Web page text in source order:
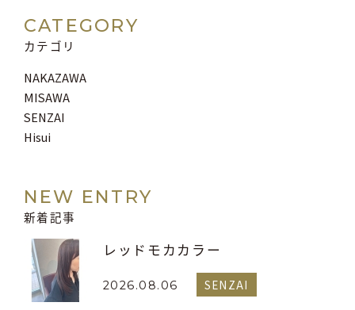
CATEGORY
カテゴリ
NAKAZAWA
MISAWA
SENZAI
Hisui
NEW ENTRY
新着記事
レッドモカカラー
2026.08.06 SENZAI